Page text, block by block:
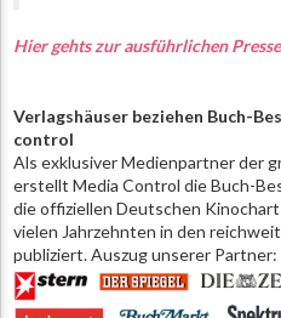
Hier gehts zur ausführlichen
Verlagshäuser beziehen Buch-
control
Als exklusiver Medienpartner der
erstellt Media Control die Buch-
die offiziellen Deutschen
vielen Jahrzehnten in den
publiziert. Auszug unserer Partner: